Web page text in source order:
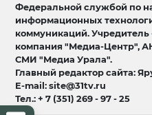
Федеральной службой по
информационных
коммуникаций.
компания "Медиа-Центр",
СМИ "Медиа Урала".
Главный редактор сайта:
E-mail: site@31tv.ru
Тел.: + 7 (351) 269 - 97 - 25
18+